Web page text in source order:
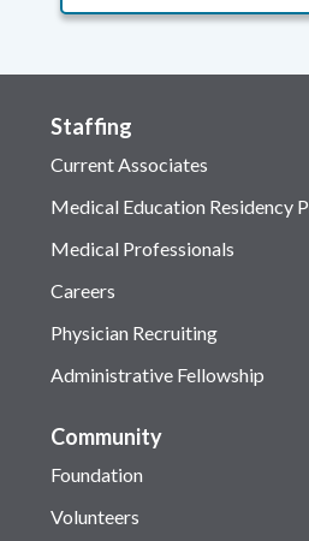
Staffing
Current Associates
Medical Education Residency
Medical Professionals
Careers
Physician Recruiting
Administrative Fellowship
Community
Foundation
Volunteers